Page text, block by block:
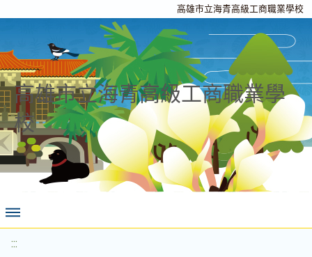
高雄市立海青高級工商職業學校
高雄市立海青高級工商職業學
校
:::